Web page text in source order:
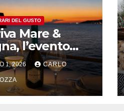
DEL GUSTO
Mare &
l’evento
collega mare
Cilento e vini
1, 2026 CARLO